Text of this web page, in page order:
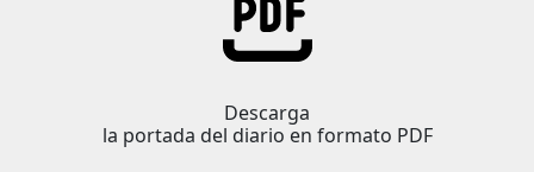
Descarga
la portada del diario en formato PDF